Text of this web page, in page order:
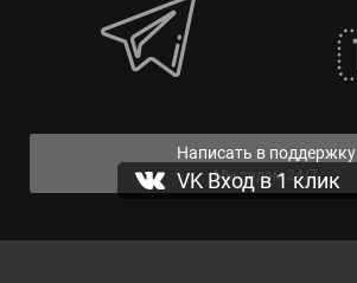
Написать в поддержку
Мы рядом 24/7
VK Вход в 1 клик